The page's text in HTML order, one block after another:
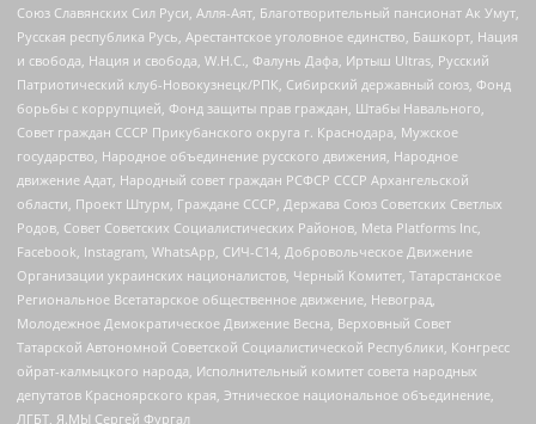
Союз Славянских Сил Руси, Алля-Аят, Благотворительный пансионат Ак Умут,
Русская республика Русь, Арестантское уголовное единство, Башкорт, Нация
и свобода, Нация и свобода, W.H.С., Фалунь Дафа, Иртыш Ultras, Русский
Патриотический клуб-Новокузнецк/РПК, Сибирский державный союз, Фонд
борьбы с коррупцией, Фонд защиты прав граждан, Штабы Навального,
Совет граждан СССР Прикубанского округа г. Краснодара, Мужское
государство, Народное объединение русского движения, Народное
движение Адат, Народный совет граждан РСФСР СССР Архангельской
области, Проект Штурм, Граждане СССР, Держава Союз Советских Светлых
Родов, Совет Советских Социалистических Районов, Meta Platforms Inc,
Facebook, Instagram, WhatsApp, СИЧ-С14, Добровольческое Движение
Организации украинских националистов, Черный Комитет, Татарстанское
Региональное Всетатарское общественное движение, Невоград,
Молодежное Демократическое Движение Весна, Верховный Совет
Татарской Автономной Советской Социалистической Республики, Конгресс
ойрат-калмыцкого народа, Исполнительный комитет совета народных
депутатов Красноярского края, Этническое национальное объединение,
ЛГБТ, Я.МЫ Сергей Фургал